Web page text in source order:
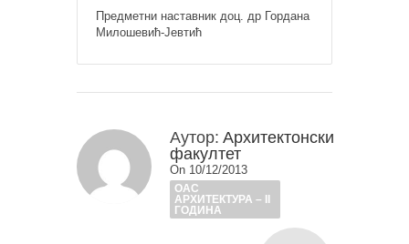
Предметни наставник доц. др Гордана
Милошевић-Јевтић
Аутор: Архитектонски
факултет
On 10/12/2013
ОАС
АРХИТЕКТУРА – II
ГОДИНА